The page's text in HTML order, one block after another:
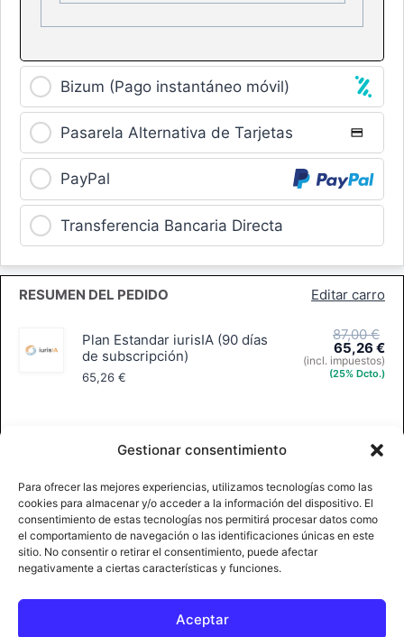
Gestionar consentimiento
Para ofrecer las mejores experiencias, utilizamos tecnologías como las
cookies para almacenar y/o acceder a la información del dispositivo. El
consentimiento de estas tecnologías nos permitirá procesar datos como
el comportamiento de navegación o las identificaciones únicas en este
sitio. No consentir o retirar el consentimiento, puede afectar
negativamente a ciertas características y funciones.
Aceptar
Bizum (Pago instantáneo móvil)
Pasarela Alternativa de Tarjetas
PayPal
Transferencia Bancaria Directa
RESUMEN DEL PEDIDO Editar carro
Plan Estandar iurisIA (90 días
de subscripción)
Precio:
65,26 €
87,00€
65,26 €
(incl. impuestos)
(25% Dcto.)
(incl. impuestos)
Añadir código de cupón
TOTAL
65,26€
(incluye 11,33€IVA 21%)